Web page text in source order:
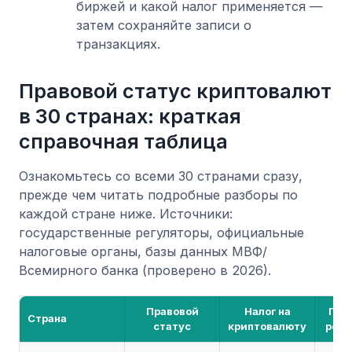
биржей и какой налог применяется —
затем сохраняйте записи о
транзакциях.
Правовой статус криптовалют
в 30 странах: краткая
справочная таблица
Ознакомьтесь со всеми 30 странами сразу,
прежде чем читать подробные разборы по
каждой стране ниже. Источники:
государственные регуляторы, официальные
налоговые органы, базы данных МВФ/
Всемирного банка (проверено в 2026).
Страна
Правовой
статус
Налог на
криптовалюту